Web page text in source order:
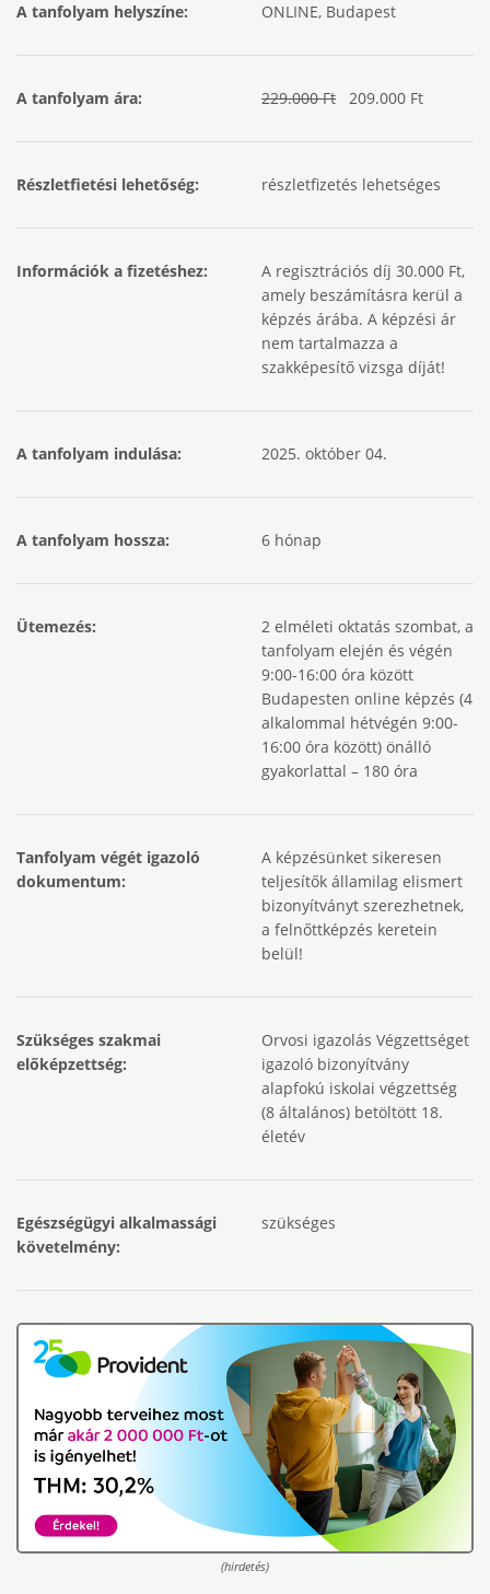
A tanfolyam helyszíne: ONLINE, Budapest
A tanfolyam ára: 229.000 Ft 209.000 Ft
Részletfietési lehetőség: részletfizetés lehetséges
Információk a fizetéshez:
A regisztrációs díj 30.000 Ft,
amely beszámításra kerül a
képzés árába. A képzési ár
nem tartalmazza a
szakképesítő vizsga díját!
A tanfolyam indulása: 2025. október 04.
A tanfolyam hossza: 6 hónap
Ütemezés:
2 elméleti oktatás szombat, a
tanfolyam elején és végén
9:00-16:00 óra között
Budapesten online képzés (4
alkalommal hétvégén 9:00-
16:00 óra között) önálló
gyakorlattal – 180 óra
Tanfolyam végét igazoló
dokumentum:
A képzésünket sikeresen
teljesítők államilag elismert
bizonyítványt szerezhetnek,
a felnőttképzés keretein
belül!
Szükséges szakmai
előképzettség:
Orvosi igazolás Végzettséget
igazoló bizonyítvány
alapfokú iskolai végzettség
(8 általános) betöltött 18.
életév
Egészségügyi alkalmassági
követelmény:
szükséges
(hirdetés)